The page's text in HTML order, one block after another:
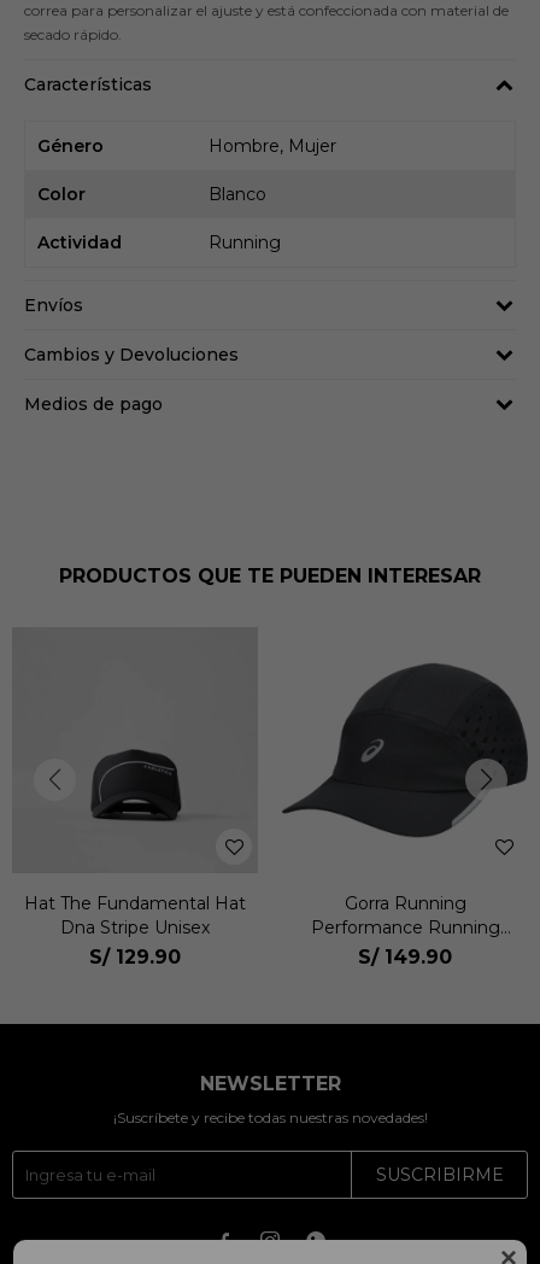

Envíos
Cambios y Devoluciones
Medios de pago
correa para personalizar el ajuste y está confeccionada con material de
secado rápido.
Características
Género Hombre, Mujer
Color Blanco
Actividad Running
PRODUCTOS QUE TE PUEDEN INTERESAR
Hat The Fundamental Hat
Dna Stripe Unisex
S/ 129.90
Gorra Running
Performance Running
Cap Unisex
S/ 149.90
NEWSLETTER
¡Suscríbete y recibe todas nuestras novedades!
SUSCRIBIRME
  